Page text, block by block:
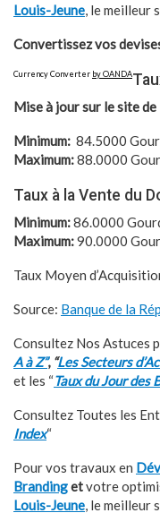
Louis-Jeune, le meilleur
Convertissez vos
Currency Converter by OANDA
Mise à jour sur le site
Minimum: 84.5000
Maximum:88.0000
Taux à la Vente du
Minimum:86.0000
Maximum:90.0000
Taux Moyen
Source: Banque de la
Consultez Nos Astuces
A à Z”, “Les Secteurs
et les “Taux du Jour des
Consultez Toutes les
Index“
Pour vos travaux en
Brandingetvotre
Louis-Jeune, le meilleur